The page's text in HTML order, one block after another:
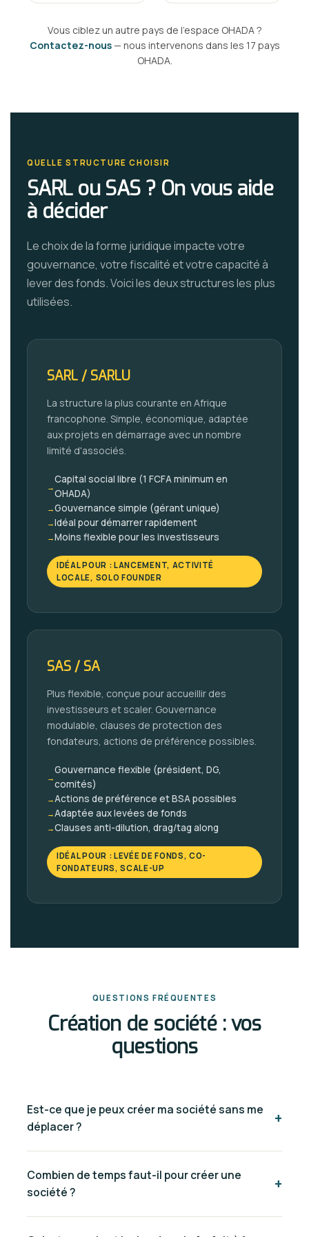
Vous ciblez un autre pays de l'espace OHADA ?
Contactez-nous— nous intervenons dans les 17 pays
OHADA.
QUELLE STRUCTURE CHOISIR
SARL ou SAS ? On vous aide
à décider
Le choix de la forme juridique impacte votre
gouvernance, votre fiscalité et votre capacité à
lever des fonds. Voici les deux structures les plus
utilisées.
SARL / SARLU
La structure la plus courante en Afrique
francophone. Simple, économique, adaptée
aux projets en démarrage avec un nombre
limité d'associés.
→
Capital social libre (1 FCFA minimum en
OHADA)
→Gouvernance simple (gérant unique)
→Idéal pour démarrer rapidement
→Moins flexible pour les investisseurs
IDÉAL POUR : LANCEMENT, ACTIVITÉ
LOCALE, SOLO FOUNDER
SAS / SA
Plus flexible, conçue pour accueillir des
investisseurs et scaler. Gouvernance
modulable, clauses de protection des
fondateurs, actions de préférence possibles.
→
Gouvernance flexible (président, DG,
comités)
→Actions de préférence et BSA possibles
→Adaptée aux levées de fonds
→Clauses anti-dilution, drag/tag along
IDÉAL POUR : LEVÉE DE FONDS, CO-
FONDATEURS, SCALE-UP
QUESTIONS FRÉQUENTES
Création de société : vos
questions
Est-ce que je peux créer ma société sans me
déplacer ?
+
gérons toutes les démarches locales pour vous —
rédaction, dépôt, enregistrement. Vous recevez vos
Combien de temps faut-il pour créer une
société ?
+